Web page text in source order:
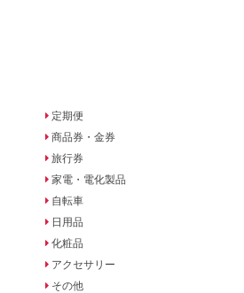
定期便
商品券・金券
旅行券
家電・電化製品
自転車
日用品
化粧品
アクセサリー
その他